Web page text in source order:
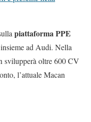
piattaforma PPE
ad Audi. Nella
svilupperà oltre 600 CV
l’attuale Macan